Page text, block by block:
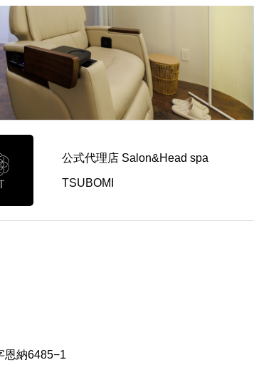
公式代理店 Salon&Head spa
TSUBOMI
恩納6485−1